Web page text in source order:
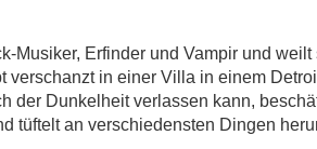
Musiker, Erfinder und Vampir und weilt
verschanzt in einer Villa in einem
der Dunkelheit verlassen kann,
tüftelt an verschiedensten Dingen